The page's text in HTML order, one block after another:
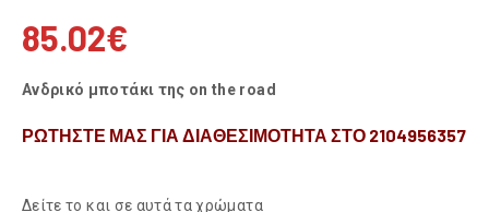
85.02€
Ανδρικό μποτάκι της on the road
ΡΩΤΗΣΤΕ ΜΑΣ ΓΙΑ ΔΙΑΘΕΣΙΜΟΤΗΤΑ ΣΤΟ 2104956357
Δείτε το και σε αυτά τα χρώματα